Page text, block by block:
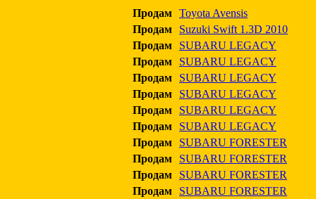
Продам Toyota Avensis
Продам
Suzuki Swift 1.3D 2010
Продам
SUBARU LEGACY
Продам
SUBARU LEGACY
Продам
SUBARU LEGACY
Продам
SUBARU LEGACY
Продам
SUBARU LEGACY
Продам
SUBARU LEGACY
Продам
SUBARU FORESTER
Продам
SUBARU FORESTER
Продам
SUBARU FORESTER
Продам
SUBARU FORESTER